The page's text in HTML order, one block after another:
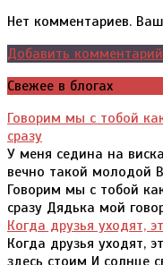
Нет комментариев.
Добавить комментарий
Свежее в блогах
Говорим мы с тобой
сразу
У меня седина на
вечно такой молодой
Говорим мы с тобой
сразу Дядька мой
Когда друзья уходят,
Когда друзья уходят,